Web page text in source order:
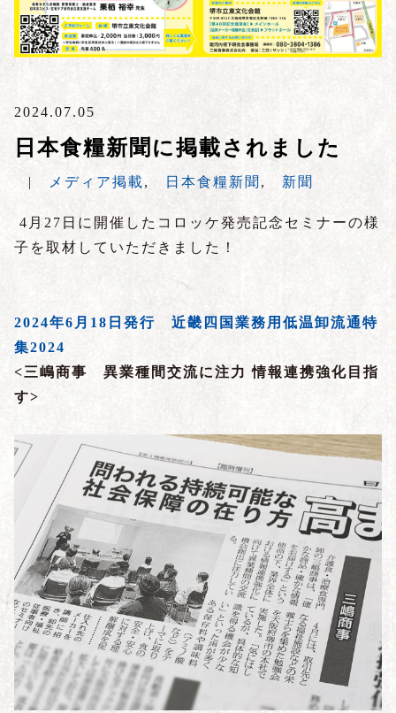
2024.07.05
日本食糧新聞に掲載されました
| メディア掲載, 日本食糧新聞 , 新聞
4月27日に開催したコロッケ発売記念セミナーの様
子を取材していただきました！
2024年6月18日発行 近畿四国業務用低温卸流通特
集2024
<三嶋商事 異業種間交流に注力 情報連携強化目指
す>